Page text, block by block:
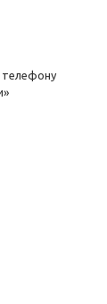
телефону